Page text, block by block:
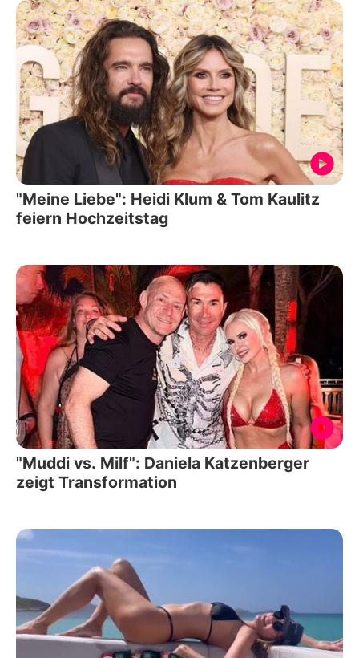
"Meine Liebe": Heidi Klum & Tom Kaulitz
feiern Hochzeitstag
"Muddi vs. Milf": Daniela Katzenberger
zeigt Transformation